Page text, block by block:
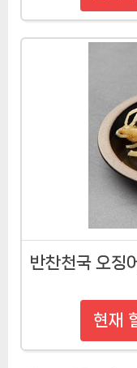
반찬천국 오징
현재